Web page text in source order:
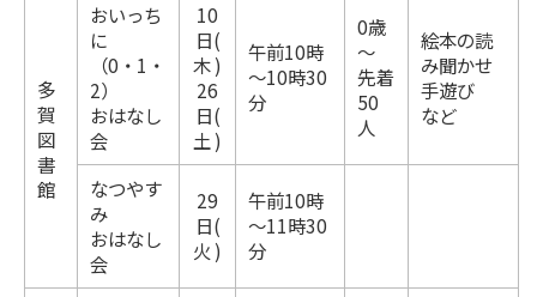
多
賀
図
書
館
おいっち
に
（0・1・
2）
おはなし
会
10
日(
木 )
26
日(
土 )
午前10時
～10時30
分
0歳
～
先着
50
人
絵本の読
み聞かせ
手遊び
など
なつやす
み
おはなし
会
29
日(
火 )
午前10時
～11時30
分